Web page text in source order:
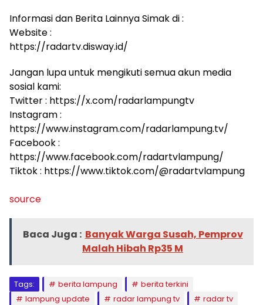
Informasi dan Berita Lainnya Simak di :
Website :
https://radartv.disway.id/
Jangan lupa untuk mengikuti semua akun media
sosial kami:
Twitter : https://x.com/radarlampungtv
Instagram :
https://www.instagram.com/radarlampung.tv/
Facebook :
https://www.facebook.com/radartvlampung/
Tiktok : https://www.tiktok.com/@radartvlampung
source
Baca Juga : Banyak Warga Susah, Pemprov
Malah Hibah Rp35 M
Tags: berita lampung
berita terkini
lampung update
radar lampung tv
radar tv